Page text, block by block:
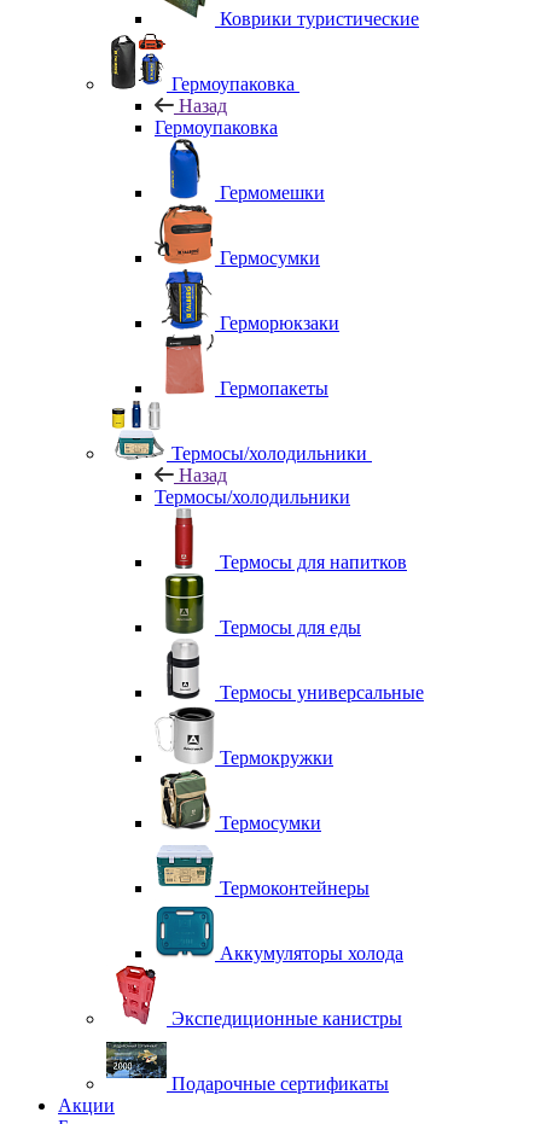
Коврики туристические
Гермоупаковка
Назад
Гермоупаковка
Гермомешки
Гермосумки
Герморюкзаки
Гермопакеты
Термосы/холодильники
Назад
Термосы/холодильники
Термосы для напитков
Термосы для еды
Термосы универсальные
Термокружки
Термосумки
Термоконтейнеры
Аккумуляторы холода
Экспедиционные канистры
Подарочные сертификаты
Акции